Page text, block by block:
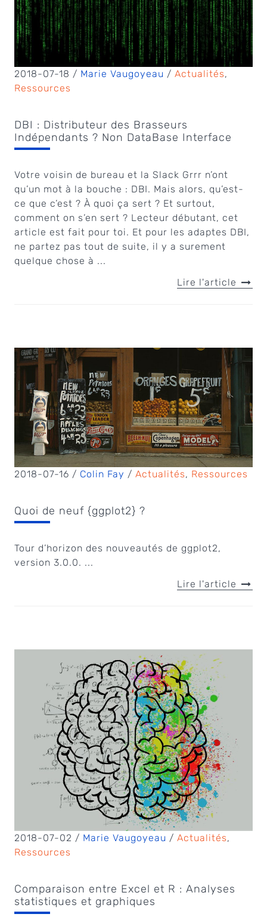
2018-07-18 / Marie Vaugoyeau / Actualités,
Ressources
DBI : Distributeur des Brasseurs
Indépendants ? Non DataBase Interface
Votre voisin de bureau et la Slack Grrr n’ont
qu’un mot à la bouche : DBI. Mais alors, qu’est-
ce que c’est ? À quoi ça sert ? Et surtout,
comment on s’en sert ? Lecteur débutant, cet
article est fait pour toi. Et pour les adaptes DBI,
ne partez pas tout de suite, il y a surement
quelque chose à ...
Lire l'article
2018-07-16 / Colin Fay / Actualités, Ressources
Quoi de neuf {ggplot2} ?
Tour d’horizon des nouveautés de ggplot2,
version 3.0.0. ...
Lire l'article
2018-07-02 / Marie Vaugoyeau / Actualités,
Ressources
Comparaison entre Excel et R : Analyses
statistiques et graphiques